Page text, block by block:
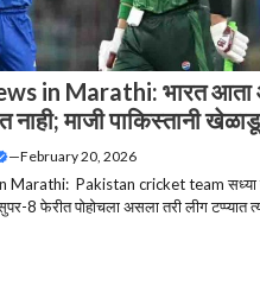
in Marathi: भारत आता
नाही; माजी पाकिस्तानी
—February 20, 2026
Marathi: Pakistan cricket team सध्या
8 फेरीत पोहोचला असला तरी लीग टप्प्यात